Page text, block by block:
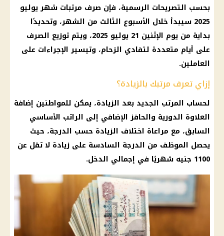
بحسب التصريحات الرسمية، فإن صرف مرتبات شهر يوليو
2025 سيبدأ خلال الأسبوع الثالث من الشهر، وتحديدًا
بداية من يوم الإثنين 21 يوليو 2025، ويتم توزيع الصرف
على أيام متعددة لتفادي الزحام، وتيسير الإجراءات على
العاملين.
إزاي تعرف مرتبك بالزيادة؟
لحساب المرتب الجديد بعد الزيادة، يمكن للمواطنين إضافة
العلاوة الدورية والحافز الإضافي إلى الراتب الأساسي
السابق، مع مراعاة اختلاف الزيادة حسب الدرجة، حيث
يحصل الموظف من الدرجة السادسة على زيادة لا تقل عن
1100 جنيه شهريًا في إجمالي الدخل.